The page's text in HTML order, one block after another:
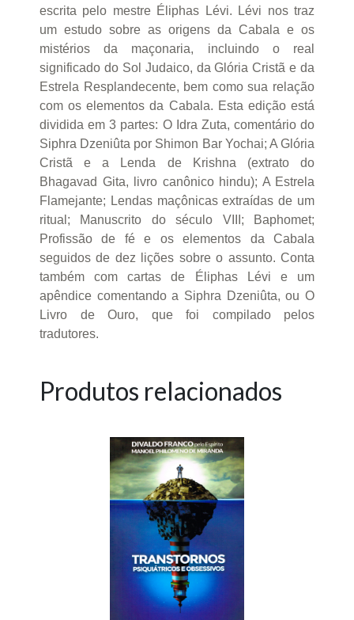
escrita pelo mestre Éliphas Lévi. Lévi nos traz
um estudo sobre as origens da Cabala e os
mistérios da maçonaria, incluindo o real
significado do Sol Judaico, da Glória Cristã e da
Estrela Resplandecente, bem como sua relação
com os elementos da Cabala. Esta edição está
dividida em 3 partes: O Idra Zuta, comentário do
Siphra Dzeniûta por Shimon Bar Yochai; A Glória
Cristã e a Lenda de Krishna (extrato do
Bhagavad Gita, livro canônico hindu); A Estrela
Flamejante; Lendas maçônicas extraídas de um
ritual; Manuscrito do século VIII; Baphomet;
Profissão de fé e os elementos da Cabala
seguidos de dez lições sobre o assunto. Conta
também com cartas de Éliphas Lévi e um
apêndice comentando a Siphra Dzeniûta, ou O
Livro de Ouro, que foi compilado pelos
tradutores.
Produtos relacionados